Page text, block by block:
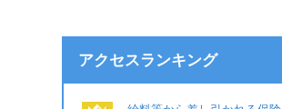
アクセスランキング